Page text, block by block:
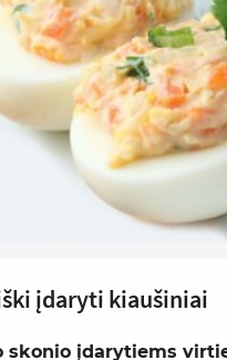
įdaryti kiaušiniai
skonio įdarytiems